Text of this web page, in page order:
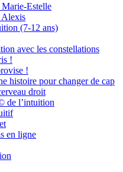
Estelle
Alexis
(7-12 ans)
avec les constellations
!
!
histoire pour changer de cap
droit
de l’intuition
en ligne